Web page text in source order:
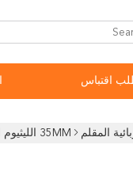
اقتباس
المقلم 35MM الليثيوم الالكترونية قص القص الحديقة شجرة سيكاتور مقطعة